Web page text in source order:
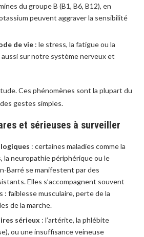
du groupe B (B1, B6, B12), en
peuvent aggraver la sensibilité
de vie : le stress, la fatigue ou la
sur notre système nerveux et
Ces phénomènes sont la plupart du
gestes simples.
et sérieuses à surveiller
: certaines maladies comme la
la neuropathie périphérique ou le
Barré se manifestent par des
Elles s’accompagnent souvent
: faiblesse musculaire, perte de la
de la marche.
sérieux : l’artérite, la phlébite
ou une insuffisance veineuse